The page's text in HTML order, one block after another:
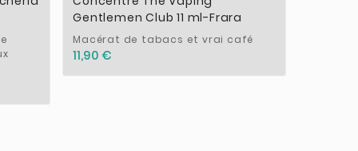
Gentlemen Club 11 ml-Frara
Macérat de tabacs et vrai café
11,90 €